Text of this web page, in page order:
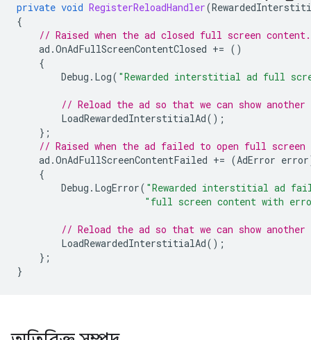
private void RegisterReloadHandler(
{
// Raised when the ad closed full screen content.
ad .OnAdFullScreenContentClosed += ()
{
Debug . Log( "Rewarded interstitial ad full
// Reload the ad so that we can show
LoadRewardedInterstitialAd();
};
// Raised when the ad failed to open full screen
ad .OnAdFullScreenContentFailed += (AdError error
{
Debug . LogError( "Rewarded interstitial ad
"full screen content with
// Reload the ad so that we can show
LoadRewardedInterstitialAd();
};
}